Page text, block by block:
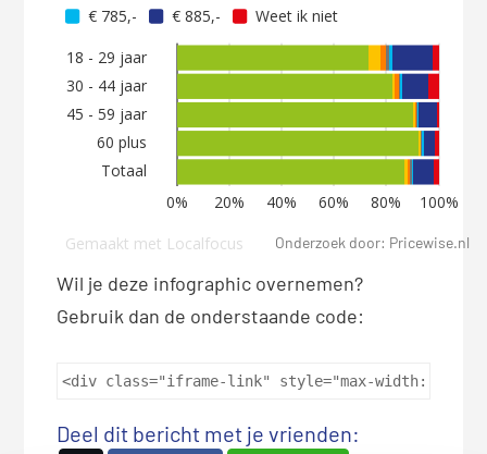
Onderzoek door: Pricewise.nl
Wil je deze infographic overnemen?
Gebruik dan de onderstaande code:
<div class="iframe-link" style="max-width:
Deel dit bericht met je vrienden: